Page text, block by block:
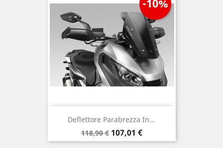
Deflettore Parabrezza In...
Prezzo
base
118,90 €
-10%
Prezzo
107,01 €